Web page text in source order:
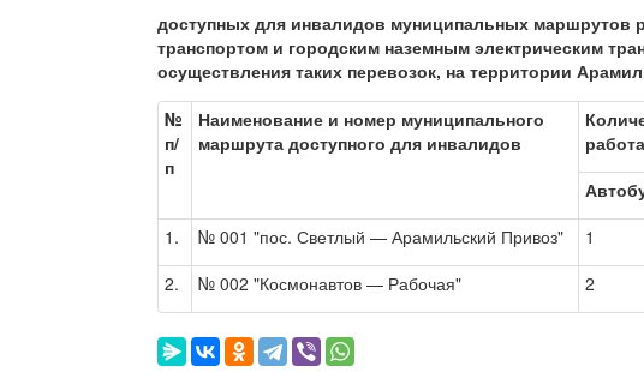
доступных для инвалидов муниципальных маршрутов
транспортом и городским наземным электрическим
осуществления таких перевозок, на территории
№
п/
п
Наименование и номер муниципального
маршрута доступного для инвалидов
1.
№ 001 "пос. Светлый — Арамильский Привоз" 1
2.
№ 002 "Космонавтов — Рабочая" 2